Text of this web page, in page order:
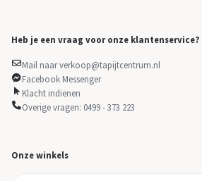
Heb je een vraag voor onze klantenservice?
Mail naar verkoop@tapijtcentrum.nl
Facebook Messenger
Klacht indienen
Overige vragen: 0499 - 373 223
Onze winkels